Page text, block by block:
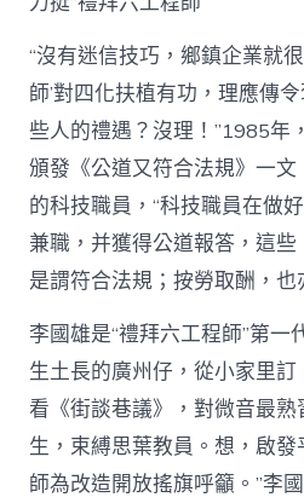
“沒有迷信技巧，鄉鎮企業就
師’對四化扶植有功，理應傳
些人的禮遇？沒理！”1985年
頒發《公道又符合法規》一文
的科技職員，“科技職員在做
兼職，并獲得公道報答，這些
是謂符合法規；按勞取酬，也
李國雄是“禮拜六工程師”第一
生土長的廣州仔，從小家里
看《街談巷議》，對微音最熟
生，束縛思葉教員。想，啟
師為改造開放搖旗呼籲。”李